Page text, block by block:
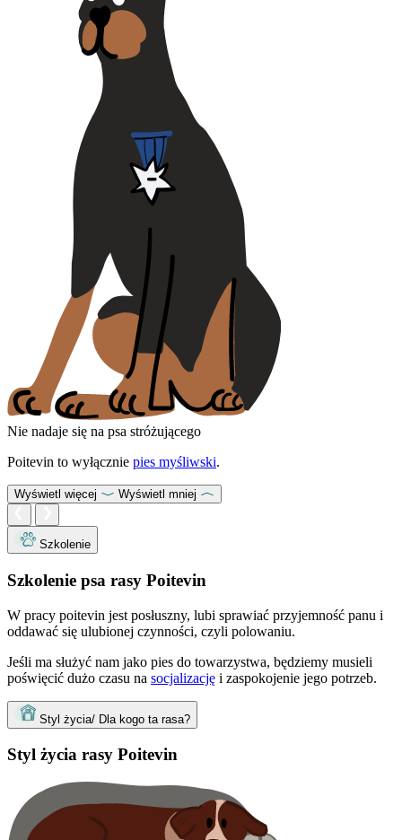
Nie nadaje się na psa stróżującego
Poitevin to wyłącznie pies myśliwski.
Wyświetl więcej Wyświetl mniej
Szkolenie
Szkolenie psa rasy Poitevin
W pracy poitevin jest posłuszny, lubi sprawiać przyjemność panu i
oddawać się ulubionej czynności, czyli polowaniu.
Jeśli ma służyć nam jako pies do towarzystwa, będziemy musieli
poświęcić dużo czasu na socjalizację i zaspokojenie jego potrzeb.
Styl życia/ Dla kogo ta rasa?
Styl życia rasy Poitevin